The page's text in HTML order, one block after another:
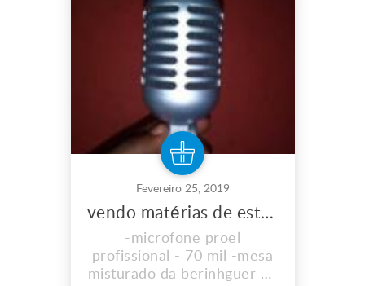
Fevereiro 25, 2019
vendo matérias de estúdio de gravação musical
-microfone proel
profissional - 70 mil -mesa
misturado da berinhguer de